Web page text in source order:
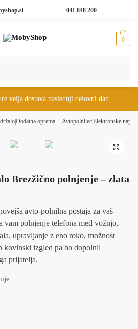
041 848 200
0
velja dostava naslednji delovni dan
oprema Avtopolnilec|Elektronske
🔍
Brezžično polnjenje – zlata
avto-polnilna postaja za vaš
vam polnjenje telefona med vožnjo,
upravljanje z eno roko, možnost
kovinski izgled pa bo dopolnil
prijatelja.